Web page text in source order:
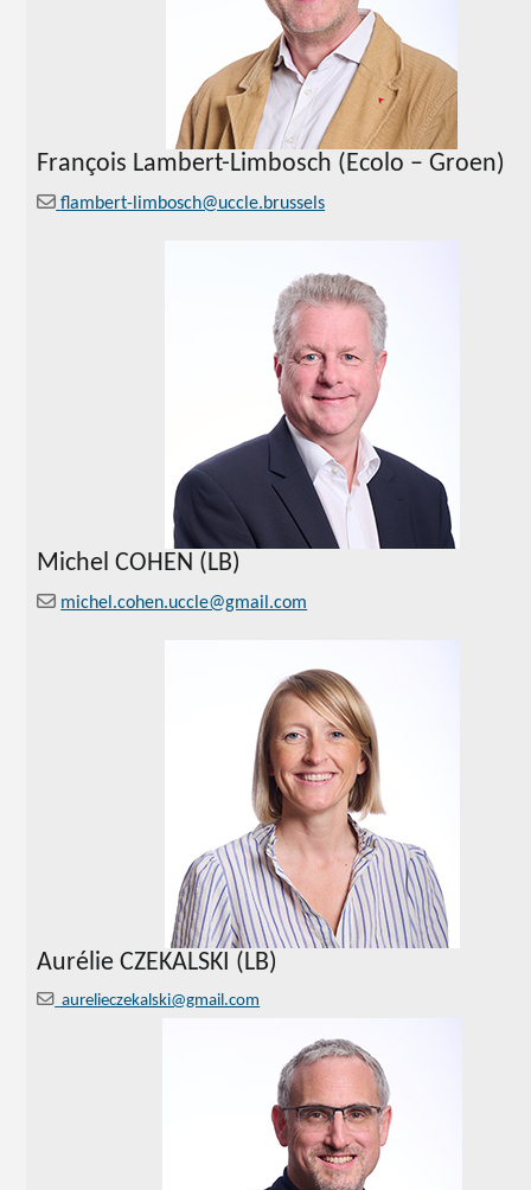
François Lambert-Limbosch (Ecolo – Groen)
flambert-limbosch@uccle.brussels
Michel COHEN (LB)
michel.cohen.uccle@gmail.com
Aurélie CZEKALSKI (LB)
aurelieczekalski@gmail.com